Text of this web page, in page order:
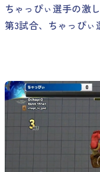
ちゃっぴぃ選手の激
第3試合、ちゃっぴぃ